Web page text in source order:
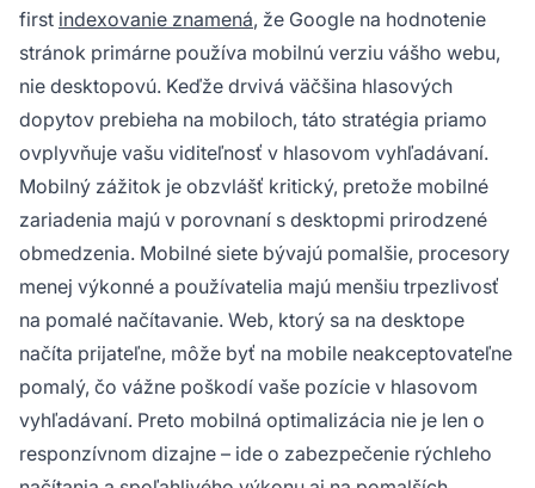
first indexovanie znamená, že Google na hodnotenie
stránok primárne používa mobilnú verziu vášho webu,
nie desktopovú. Keďže drvivá väčšina hlasových
dopytov prebieha na mobiloch, táto stratégia priamo
ovplyvňuje vašu viditeľnosť v hlasovom vyhľadávaní.
Mobilný zážitok je obzvlášť kritický, pretože mobilné
zariadenia majú v porovnaní s desktopmi prirodzené
obmedzenia. Mobilné siete bývajú pomalšie, procesory
menej výkonné a používatelia majú menšiu trpezlivosť
na pomalé načítavanie. Web, ktorý sa na desktope
načíta prijateľne, môže byť na mobile neakceptovateľne
pomalý, čo vážne poškodí vaše pozície v hlasovom
vyhľadávaní. Preto mobilná optimalizácia nie je len o
responzívnom dizajne – ide o zabezpečenie rýchleho